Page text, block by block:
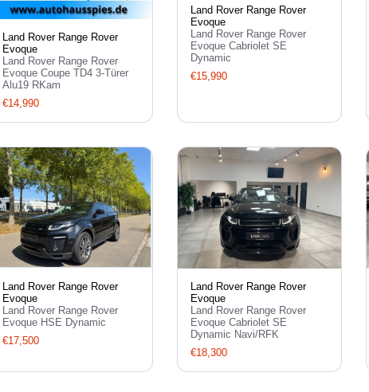
Land Rover Range Rover
Evoque
Land Rover Range Rover
Evoque Coupe TD4 3-Türer
Alu19 RKam
€14,990
Land Rover Range Rover
Evoque
Land Rover Range Rover
Evoque Cabriolet SE
Dynamic
€15,990
Land Rover Range Rover
Evoque
Land Rover Range Rover
Evoque HSE Dynamic
€17,500
Land Rover Range Rover
Evoque
Land Rover Range Rover
Evoque Cabriolet SE
Dynamic Navi/RFK
€18,300